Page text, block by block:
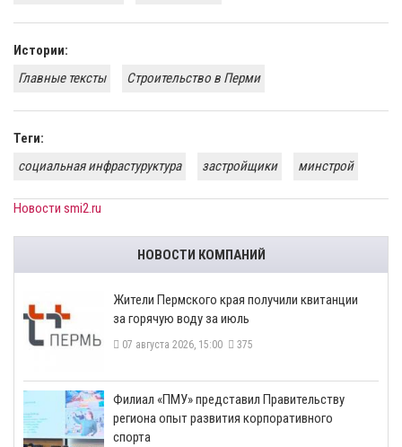
Истории:
Главные тексты
Строительство в Перми
Теги:
социальная инфрастуруктура
застройщики минстрой
Новости smi2.ru
НОВОСТИ КОМПАНИЙ
​Жители Пермского края получили квитанции
за горячую воду за июль
07 августа 2026, 15:00 375
​Филиал «ПМУ» представил Правительству
региона опыт развития корпоративного
спорта